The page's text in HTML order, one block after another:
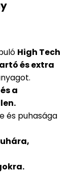
High Tech
és extra
a
és puhasága